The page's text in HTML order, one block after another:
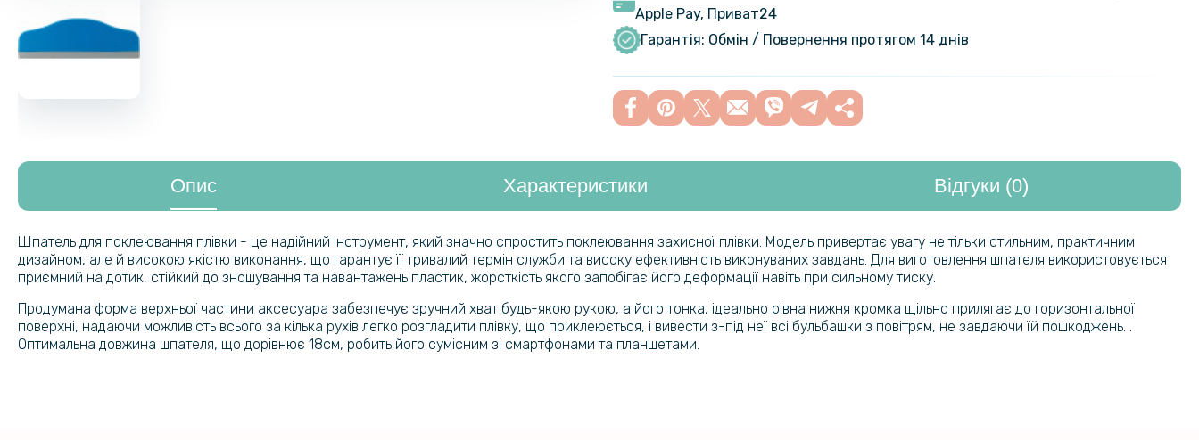
екран магнітоли Cadillac CT5
(149.30*299.20)
Гідрогелева захисна плівка Hydrogel Film на
екран магнітоли Cadillac XT6 (115.35*305.60)
екран магнітоли Avalon 2022-2023
Гідрогелева захисна плівка Hydrogel Film на
екран магнітоли BYD HAN (212.00*354.80)
469 грн
Apple Pay, Приват24
Гарантія: Обмін / Повернення протягом 14 днів
Опис Характеристики Відгуки (0)
Шпатель для поклеювання плівки - це надійний інструмент, який значно спростить поклеювання захисної плівки. Модель привертає увагу не тільки стильним, практичним
дизайном, але й високою якістю виконання, що гарантує її тривалий термін служби та високу ефективність виконуваних завдань. Для виготовлення шпателя використовується
приємний на дотик, стійкий до зношування та навантажень пластик, жорсткість якого запобігає його деформації навіть при сильному тиску.
Продумана форма верхньої частини аксесуара забезпечує зручний хват будь-якою рукою, а його тонка, ідеально рівна нижня кромка щільно прилягає до горизонтальної
поверхні, надаючи можливість всього за кілька рухів легко розгладити плівку, що приклеюється, і вивести з-під неї всі бульбашки з повітрям, не завдаючи їй пошкоджень. .
Оптимальна довжина шпателя, що дорівнює 18см, робить його сумісним зі смартфонами та планшетами.